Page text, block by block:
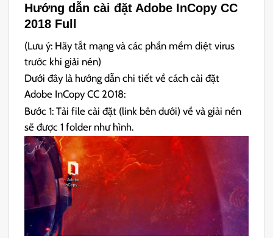
Hướng dẫn cài đặt Adobe InCopy CC
2018 Full
(Lưu ý: Hãy tắt mạng và các phần mềm diệt virus
trước khi giải nén)
Dưới đây là hướng dẫn chi tiết về cách cài đặt
Adobe InCopy CC 2018:
Bước 1: Tải file cài đặt (link bên dưới) về và giải nén
sẽ được 1 folder như hình.